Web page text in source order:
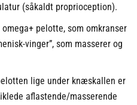
(såkaldt proprioception).
pelotte, som omkranser
vinger”, som masserer og
lige under knæskallen er
aflastende/masserende